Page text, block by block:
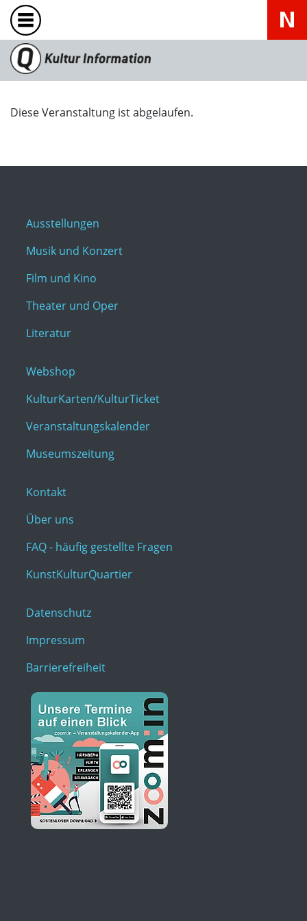
Diese Veranstaltung ist abgelaufen.
Ausstellungen
Musik und Konzert
Film und Kino
Theater und Oper
Literatur
Webshop
KulturKarten/KulturTicket
Veranstaltungskalender
Museumszeitung
Kontakt
Über uns
FAQ - häufig gestellte Fragen
KunstKulturQuartier
Datenschutz
Impressum
Barrierefreiheit